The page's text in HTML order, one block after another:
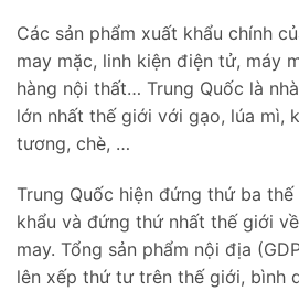
Các sản phẩm xuất khẩu chính
may mặc, linh kiện điện tử, máy
hàng nội thất… Trung Quốc là
lớn nhất thế giới với gạo, lúa mì,
tương, chè, …
Trung Quốc hiện đứng thứ ba
khẩu và đứng thứ nhất thế giới
may. Tổng sản phẩm nội địa
lên xếp thứ tư trên thế giới, bình